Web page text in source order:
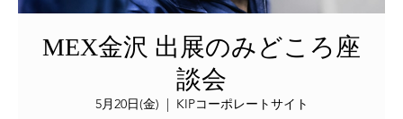
MEX金沢 出展のみどころ座
談会
5月20日(金)
  |
KIPコーポレートサイト